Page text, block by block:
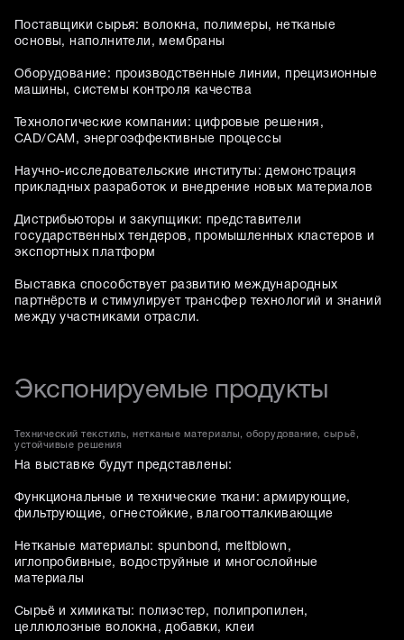
Поставщики сырья: волокна, полимеры, нетканые
основы, наполнители, мембраны
Оборудование: производственные линии, прецизионные
машины, системы контроля качества
Технологические компании: цифровые решения,
CAD/CAM, энергоэффективные процессы
Научно-исследовательские институты: демонстрация
прикладных разработок и внедрение новых материалов
Дистрибьюторы и закупщики: представители
государственных тендеров, промышленных кластеров и
экспортных платформ
Выставка способствует развитию международных
партнёрств и стимулирует трансфер технологий и знаний
между участниками отрасли.
Экспонируемые продукты
Технический текстиль, нетканые материалы, оборудование, сырьё,
устойчивые решения
На выставке будут представлены:
Функциональные и технические ткани: армирующие,
фильтрующие, огнестойкие, влагоотталкивающие
Нетканые материалы: spunbond, meltblown,
иглопробивные, водоструйные и многослойные
материалы
Сырьё и химикаты: полиэстер, полипропилен,
целлюлозные волокна, добавки, клеи